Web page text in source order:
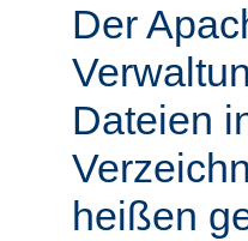
Der
Dateien
heißen